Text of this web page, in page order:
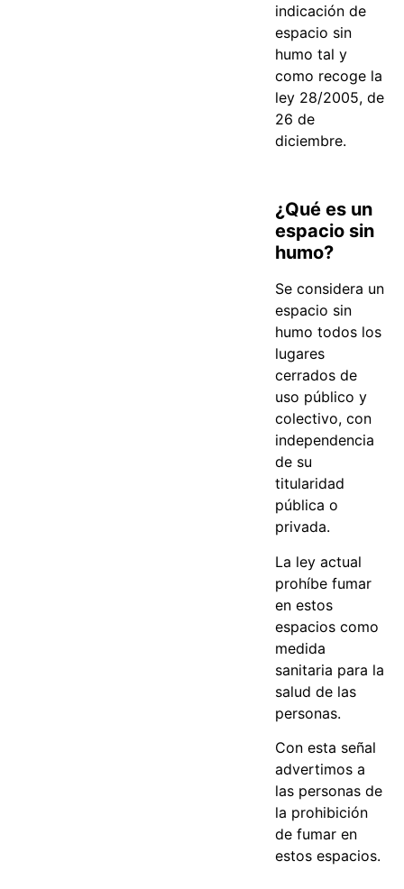
indicación de
espacio sin
humo tal y
como recoge la
ley 28/2005, de
26 de
diciembre.
¿Qué es un
espacio sin
humo?
Se considera un
espacio sin
humo todos los
lugares
cerrados de
uso público y
colectivo, con
independencia
de su
titularidad
pública o
privada.
La ley actual
prohíbe fumar
en estos
espacios como
medida
sanitaria para la
salud de las
personas.
Con esta señal
advertimos a
las personas de
la prohibición
de fumar en
estos espacios.